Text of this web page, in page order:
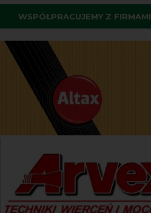
WSPÓŁPRACUJEMY Z FIRMAMI